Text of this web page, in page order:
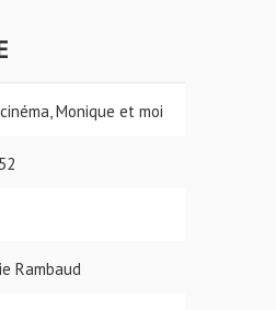
Monique et moi
Rambaud